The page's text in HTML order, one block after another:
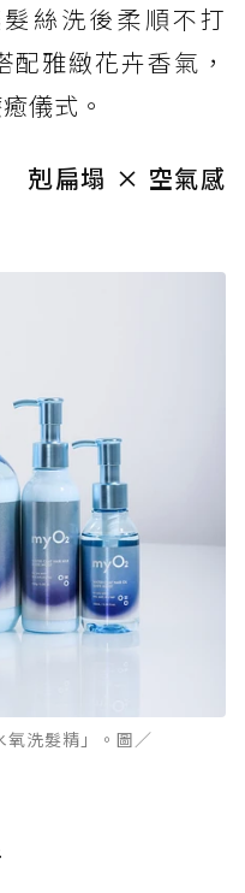
絲洗後柔順不打
雅緻花卉香氣，
儀式。
剋扁塌 × 空氣感
洗髮精」。圖／